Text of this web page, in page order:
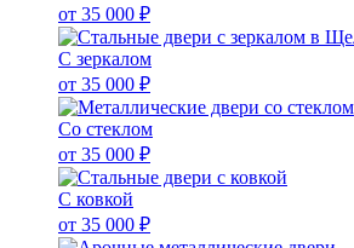
от 35 000 ₽
С зеркалом
от 35 000 ₽
Со стеклом
от 35 000 ₽
С ковкой
от 35 000 ₽